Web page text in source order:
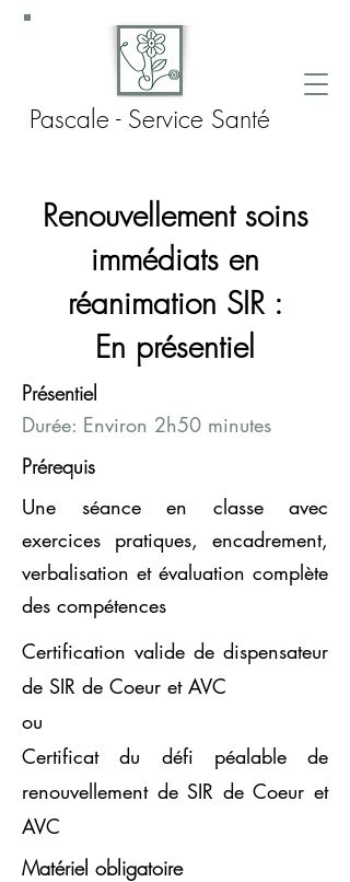
Pascale - Service Santé
Renouvellement soins
immédiats en
réanimation SIR :
En présentiel
Présentiel
Durée: Environ 2h50 minutes
Prérequis
Une séance en classe avec
exercices pratiques, encadrement,
verbalisation et évaluation complète
des compétences
Certification valide de dispensateur
de SIR de Coeur et AVC
ou
Certificat du défi péalable de
renouvellement de SIR de Coeur et
AVC
Matériel obligatoire